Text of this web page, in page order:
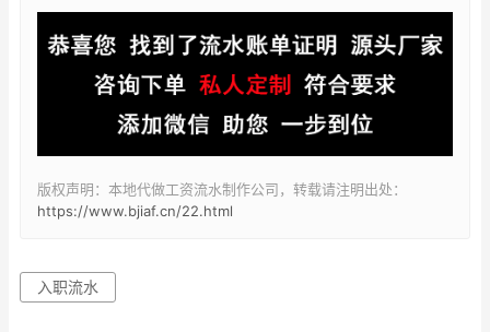
版权声明：本地代做工资流水制作公司，转载请注明出处：
https://www.bjiaf.cn/22.html
入职流水